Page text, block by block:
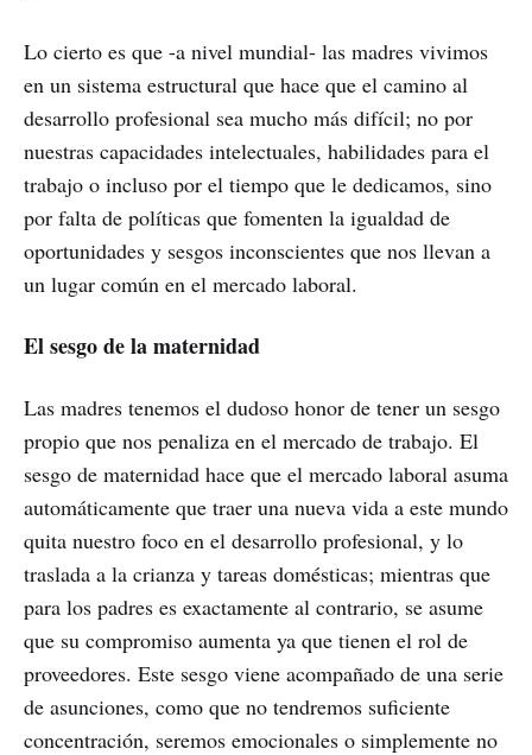
Lo cierto es que -a nivel mundial- las madres vivimos
en un sistema estructural que hace que el camino al
desarrollo profesional sea mucho más difícil; no por
nuestras capacidades intelectuales, habilidades para el
trabajo o incluso por el tiempo que le dedicamos, sino
por falta de políticas que fomenten la igualdad de
oportunidades y sesgos inconscientes que nos llevan a
un lugar común en el mercado laboral.
El sesgo de la maternidad
Las madres tenemos el dudoso honor de tener un sesgo
propio que nos penaliza en el mercado de trabajo. El
sesgo de maternidad hace que el mercado laboral asuma
automáticamente que traer una nueva vida a este mundo
quita nuestro foco en el desarrollo profesional, y lo
traslada a la crianza y tareas domésticas; mientras que
para los padres es exactamente al contrario, se asume
que su compromiso aumenta ya que tienen el rol de
proveedores. Este sesgo viene acompañado de una serie
de asunciones, como que no tendremos suficiente
concentración, seremos emocionales o simplemente no